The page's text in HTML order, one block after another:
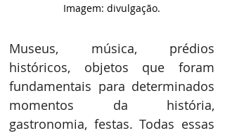
Imagem: divulgação.
Museus, música, prédios
históricos, objetos que foram
fundamentais para determinados
momentos da história,
gastronomia, festas. Todas essas